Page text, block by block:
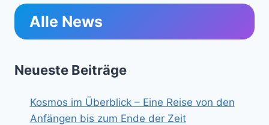
Alle News
Neueste Beiträge
Kosmos im Überblick – Eine Reise von den
Anfängen bis zum Ende der Zeit